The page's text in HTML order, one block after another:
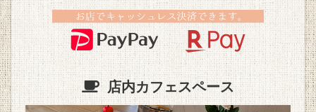
店内カフェスペース